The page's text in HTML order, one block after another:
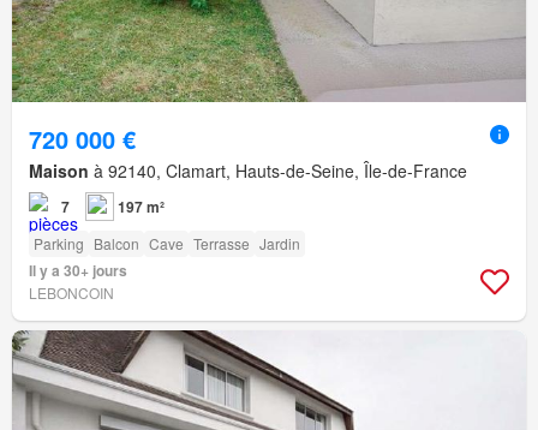
720 000 €
Maison à 92140, Clamart, Hauts-de-Seine, Île-de-France
7 197 m²
Parking Balcon Cave Terrasse Jardin
Il y a 30+ jours
LEBONCOIN